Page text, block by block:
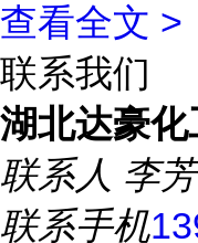
查看全文 >
联系我们
湖北达豪化
联系人 李芳
联系手机